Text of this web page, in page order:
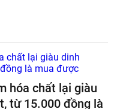
hóa chất lại giàu
từ 15.000 đồng là